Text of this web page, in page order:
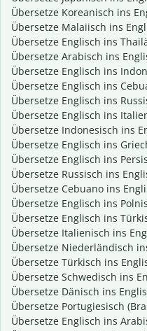
Übersetze Koreanisch ins
Übersetze Malaiisch ins
Übersetze Englisch ins
Übersetze Arabisch ins
Übersetze Englisch ins
Übersetze Englisch ins
Übersetze Englisch ins
Übersetze Englisch ins
Übersetze Indonesisch ins
Übersetze Englisch ins
Übersetze Englisch ins
Übersetze Russisch ins
Übersetze Cebuano ins
Übersetze Englisch ins
Übersetze Englisch ins
Übersetze Italienisch ins
Übersetze Niederländisch
Übersetze Türkisch ins
Übersetze Schwedisch ins
Übersetze Dänisch ins
Übersetze Portugiesisch
Übersetze Englisch ins